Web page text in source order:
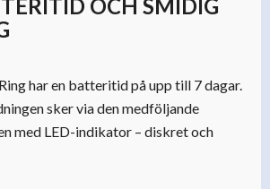
OCH SMIDIG
har en batteritid på upp till 7 dagar.
sker via den medföljande
med LED-indikator – diskret och